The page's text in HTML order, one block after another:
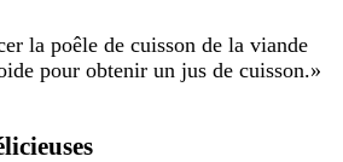
la poêle de cuisson de la viande
pour obtenir un jus de cuisson.»